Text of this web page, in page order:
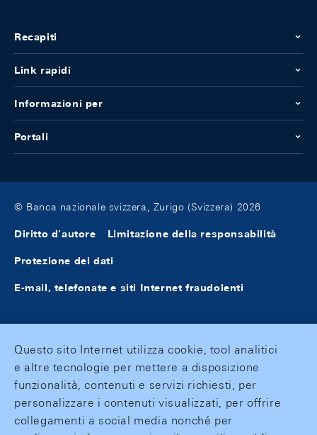
Recapiti
Link rapidi
Informazioni per
Portali
© Banca nazionale svizzera, Zurigo (Svizzera) 2026
Diritto d'autore Limitazione della responsabilità
Protezione dei dati
E-mail, telefonate e siti Internet fraudolenti
Questo sito Internet utilizza cookie, tool analitici
e altre tecnologie per mettere a disposizione
funzionalità, contenuti e servizi richiesti, per
personalizzare i contenuti visualizzati, per offrire
collegamenti a social media nonché per